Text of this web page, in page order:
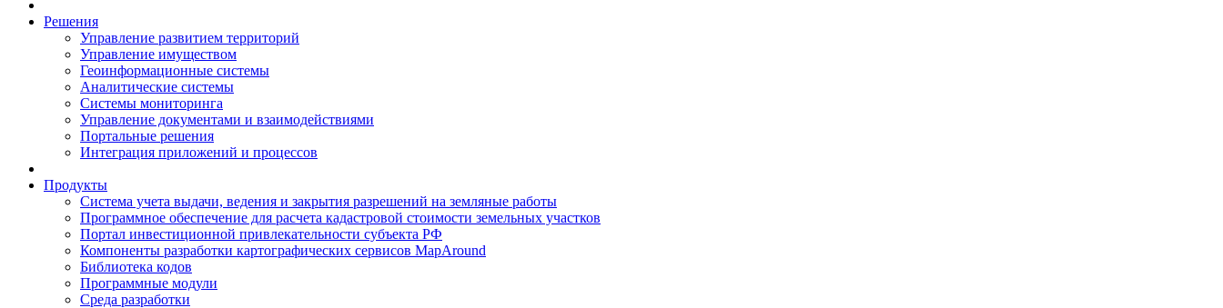
Решения
Управление развитием территорий
Управление имуществом
Геоинформационные системы
Аналитические системы
Системы мониторинга
Управление документами и взаимодействиями
Портальные решения
Интеграция приложений и процессов
Продукты
Система учета выдачи, ведения и закрытия разрешений на земляные работы
Программное обеспечение для расчета кадастровой стоимости земельных участков
Портал инвестиционной привлекательности субъекта РФ
Компоненты разработки картографических сервисов MapAround
Библиотека кодов
Программные модули
Среда разработки